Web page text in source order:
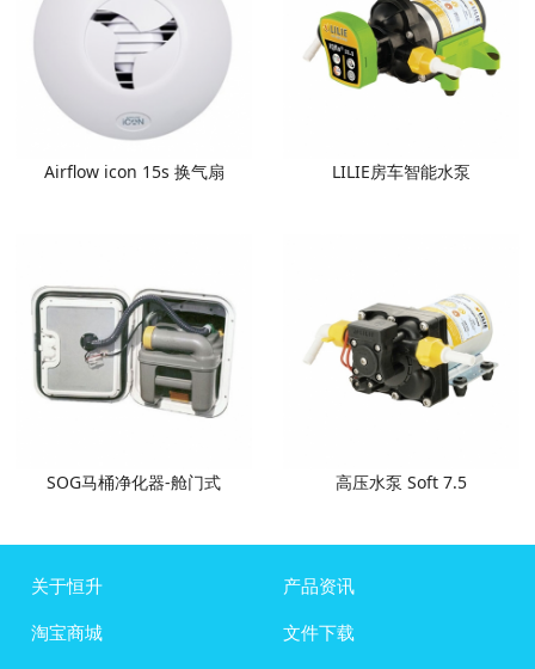
Airflow icon 15s 换气扇 LILIE房车智能水泵
SOG马桶净化器-舱门式 高压水泵 Soft 7.5
关于恒升
产品资讯
淘宝商城
文件下载